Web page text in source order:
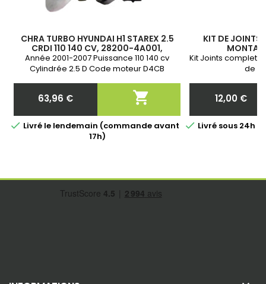
CHRA TURBO HYUNDAI H1 STAREX 2.5
CRDI 110 140 CV, 28200-4A001,
282004A001, 710060-0001, 710060-1,
710060-5001S
Année 2001-2007 Puissance 110 140 cv
Cylindrée 2.5 D Code moteur D4CB
Prix
63,96 € 
 Livré le lendemain (commande avant
17h)
KIT DE JOINTS
Kit Joints complet
de
Prix
12,00 €
 Livré sous 24h